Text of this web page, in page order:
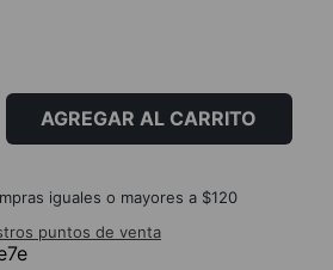
AGREGAR AL CARRITO
iguales o mayores a $120
puntos de venta